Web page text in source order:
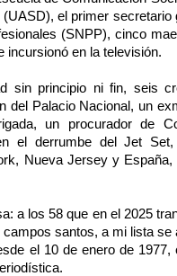
el primer secretario
(SNPP), cinco
incursionó en la televisión.
sin principio ni fin, seis
del Palacio Nacional, un
un procurador de
el derrumbe del Jet Set,
Nueva Jersey y España,
a los 58 que en el 2025
santos, a mi lista se
el 10 de enero de 1977,